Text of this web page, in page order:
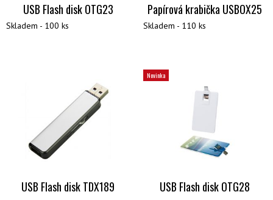
USB Flash disk OTG23
Skladem - 100 ks
Papírová krabička USBOX25
Skladem - 110 ks
USB Flash disk TDX189
Novinka
USB Flash disk OTG28